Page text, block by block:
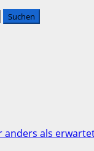
anders als